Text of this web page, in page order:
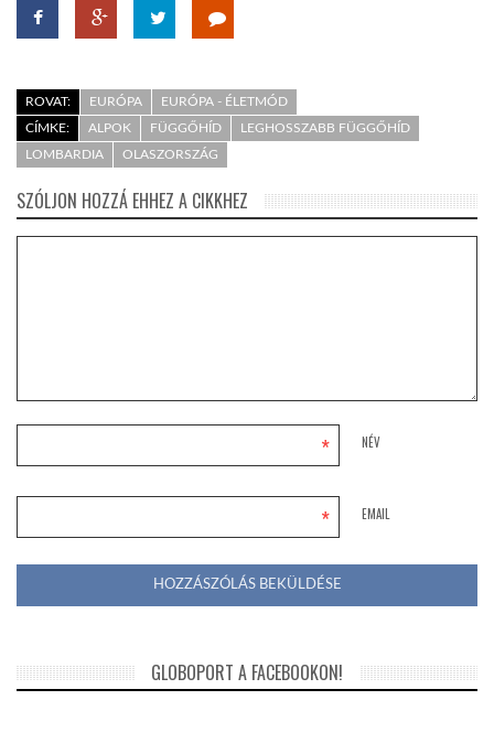
ROVAT: EURÓPA
EURÓPA - ÉLETMÓD
CÍMKE:
ALPOK FÜGGŐHÍD
LEGHOSSZABB FÜGGŐHÍD
LOMBARDIA
OLASZORSZÁG
SZÓLJON HOZZÁ EHHEZ A CIKKHEZ
NÉV
*
EMAIL
*
GLOBOPORT A FACEBOOKON!